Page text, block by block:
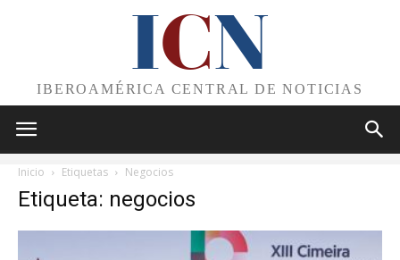
ICN
IBEROAMÉRICA CENTRAL DE NOTICIAS
Inicio Etiquetas Negocios
Etiqueta: negocios